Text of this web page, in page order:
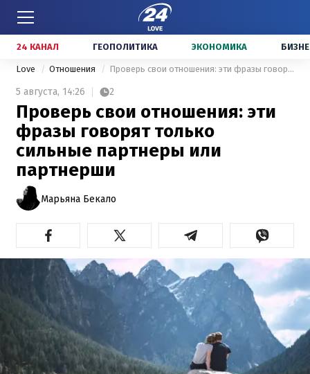
24 КАНАЛ ГЕОПОЛИТИКА ЭКОНОМИКА
Love Отношения Проверь свои отношения: эти фразы говорят только сильные партнеры или партнерши
5 августа, 14:26 2
Проверь свои отношения: эти
фразы говорят только
сильные партнеры или
партнерши
Марьяна Бекало